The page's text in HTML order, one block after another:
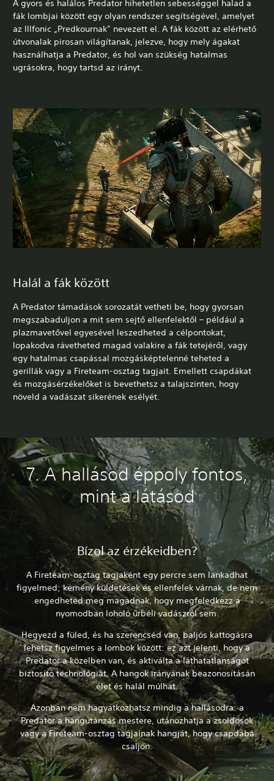
A gyors és halálos Predator hihetetlen sebességgel halad a
fák lombjai között egy olyan rendszer segítségével, amelyet
az Illfonic „Predkournak” nevezett el. A fák között az elérhető
útvonalak pirosan világítanak, jelezve, hogy mely ágakat
használhatja a Predator, és hol van szükség hatalmas
ugrásokra, hogy tartsd az irányt.
Halál a fák között
A Predator támadások sorozatát vetheti be, hogy gyorsan
megszabaduljon a mit sem sejtő ellenfelektől – például a
plazmavetővel egyesével leszedheted a célpontokat,
lopakodva rávetheted magad valakire a fák tetejéről, vagy
egy hatalmas csapással mozgásképtelenné teheted a
gerillák vagy a Fireteam-osztag tagjait. Emellett csapdákat
és mozgásérzékelőket is bevethetsz a talajszinten, hogy
növeld a vadászat sikerének esélyét.
7. A hallásod éppoly fontos,
mint a látásod
Bízol az érzékeidben?
A Fireteam-osztag tagjaként egy percre sem lankadhat
figyelmed; kemény küldetések és ellenfelek várnak, de nem
engedheted meg magadnak, hogy megfeledkezz a
nyomodban loholó űrbéli vadászról sem.
Hegyezd a füled, és ha szerencséd van, baljós kattogásra
lehetsz figyelmes a lombok között: ez azt jelenti, hogy a
Predator a közelben van, és aktiválta a láthatatlanságot
biztosító technológiát. A hangok irányának beazonosításán
élet és halál múlhat.
Azonban nem hagyatkozhatsz mindig a hallásodra: a
Predator a hangutánzás mestere, utánozhatja a zsoldosok
vagy a Fireteam-osztag tagjainak hangját, hogy csapdába
csaljon.